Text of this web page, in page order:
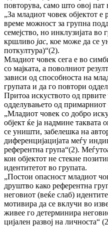
повтору­ва, само што овој пат
„За младиот човек објектот
време можност за групна
се­меј­ство, но инклузијата во
кршливо јас, кое може да се
поткултура)“(2).
Младиот човек сега е во
со мајката, а поволниот
зави­си од способноста на
групата и да го повтори
Притоа ис­кус­твото од
одделувањето од примарниот
„Младиот човек со добро
објект ќе ја надмине таквата
се униш­ти, забелешка на
диференцијацијата меѓу
референтна гру­па“(2).
кон објектот не стекне
идентитетот во групата.
„Постои опасност младиот
друштво како референтна
неговиот (веќе слаб)
мотивира да се вклучи во
живее го детерми­ни­ра
ци­јален развој на личноста“